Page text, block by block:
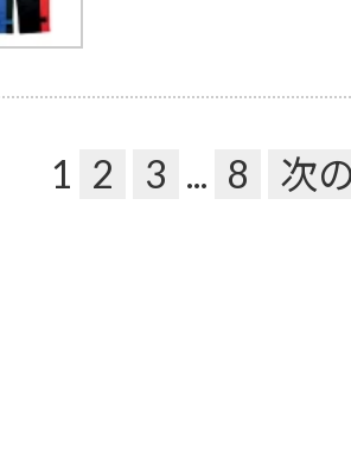
1 2 3 ... 8 次